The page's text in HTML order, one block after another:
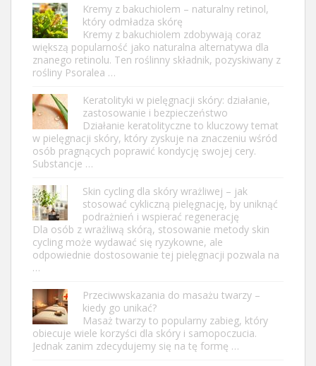
Kremy z bakuchiolem – naturalny retinol,
który odmładza skórę
Kremy z bakuchiolem zdobywają coraz
większą popularność jako naturalna alternatywa dla
znanego retinolu. Ten roślinny składnik, pozyskiwany z
rośliny Psoralea …
Keratolityki w pielęgnacji skóry: działanie,
zastosowanie i bezpieczeństwo
Działanie keratolityczne to kluczowy temat
w pielęgnacji skóry, który zyskuje na znaczeniu wśród
osób pragnących poprawić kondycję swojej cery.
Substancje …
Skin cycling dla skóry wrażliwej – jak
stosować cykliczną pielęgnację, by uniknąć
podrażnień i wspierać regenerację
Dla osób z wrażliwą skórą, stosowanie metody skin
cycling może wydawać się ryzykowne, ale
odpowiednie dostosowanie tej pielęgnacji pozwala na
…
Przeciwwskazania do masażu twarzy –
kiedy go unikać?
Masaż twarzy to popularny zabieg, który
obiecuje wiele korzyści dla skóry i samopoczucia.
Jednak zanim zdecydujemy się na tę formę …